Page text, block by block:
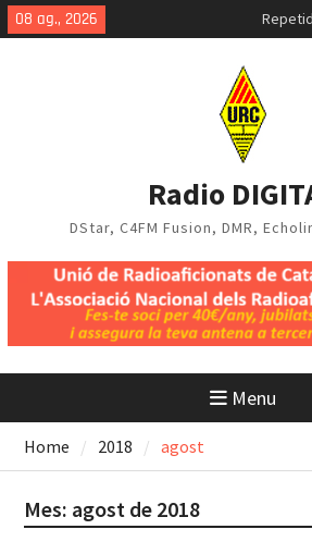
Skip
to
08 ag., 2026
Radio
DStar, C4FM Fusion, DMR,
Menu
Home 2018 agost
Mes: agost de 2018